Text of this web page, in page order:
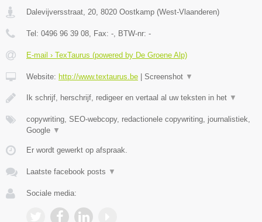
Dalevijversstraat, 20 8020 Oostkamp (West-Vlaanderen)
Tel: 0496 96 39 08 , Fax: - , BTW-nr: -
E-mail › TexTaurus (powered by De Groene Alp)
Website: http://www.textaurus.be | Screenshot ▼
Ik schrijf, herschrijf, redigeer en vertaal al uw teksten in het ▼
copywriting, SEO-webcopy, redactionele copywriting, journalistiek,
Google ▼
Er wordt gewerkt op afspraak.
Laatste facebook posts ▼
Sociale media: